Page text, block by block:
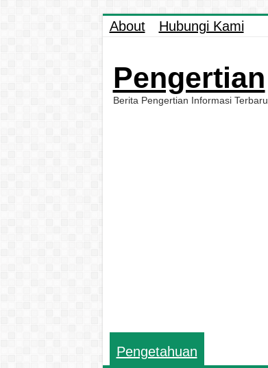
About Hubungi Kami
Pengertian
Berita Pengertian Informasi Terbaru
Pengetahuan